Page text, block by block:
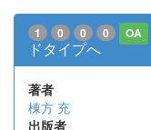
1 0 0 0 OA
ドタイプへ
著者
棟方 充
出版者